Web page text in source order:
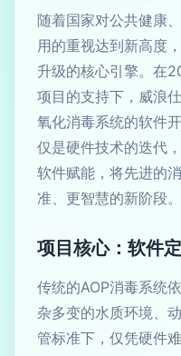
随着国家对公共健康
用的重视达到新高度
升级的核心引擎。在
项目的支持下，威浪
氧化消毒系统的软件
仅是硬件技术的迭代
软件赋能，将先进的
准、更智慧的新阶段。
项目核心：软件
传统的AOP消毒系统
杂多变的水质环境、
管标准下，仅凭硬件